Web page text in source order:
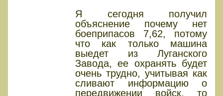
Я сегодня получил
объяснение почему нет
боеприпасов 7,62, потому
что как только машина
выедет из Луганского
Завода, ее охранять будет
очень трудно, учитывая как
сливают информацию о
передвижении войск, то